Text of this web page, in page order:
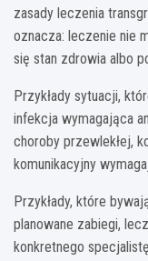
zasady leczenia
oznacza: leczenie nie
się stan zdrowia albo
Przykłady sytuacji,
infekcja wymagająca
choroby przewlekłej,
komunikacyjny
Przykłady, które
planowane zabiegi,
konkretnego